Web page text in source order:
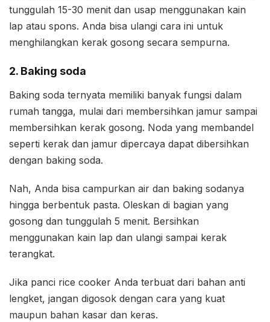
tunggulah 15-30 menit dan usap menggunakan kain
lap atau spons. Anda bisa ulangi cara ini untuk
menghilangkan kerak gosong secara sempurna.
2. Baking soda
Baking soda ternyata memiliki banyak fungsi dalam
rumah tangga, mulai dari membersihkan jamur sampai
membersihkan kerak gosong. Noda yang membandel
seperti kerak dan jamur dipercaya dapat dibersihkan
dengan baking soda.
Nah, Anda bisa campurkan air dan baking sodanya
hingga berbentuk pasta. Oleskan di bagian yang
gosong dan tunggulah 5 menit. Bersihkan
menggunakan kain lap dan ulangi sampai kerak
terangkat.
Jika panci rice cooker Anda terbuat dari bahan anti
lengket, jangan digosok dengan cara yang kuat
maupun bahan kasar dan keras.